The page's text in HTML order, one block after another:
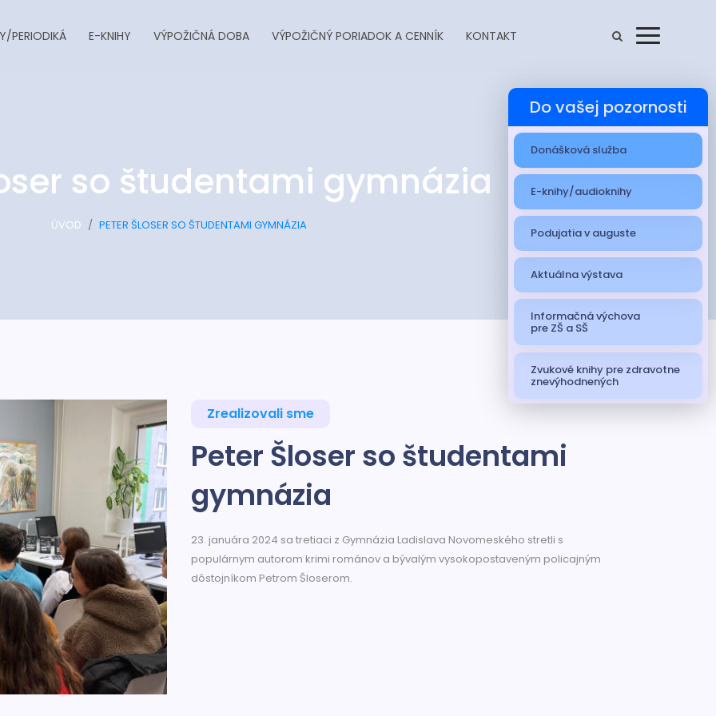
PERIODIKÁ E-KNIHY VÝPOŽIČNÁ DOBA VÝPOŽIČNÝ PORIADOK A CENNÍK KONTAKT
so študentami gymnázia
ÚVOD PETER ŠLOSER SO ŠTUDENTAMI GYMNÁZIA
Zrealizovali sme
Peter Šloser so študentami
gymnázia
23. januára 2024 sa tretiaci z Gymnázia Ladislava Novomeského stretli s
populárnym autorom krimi románov a bývalým vysokopostaveným policajným
dôstojníkom Petrom Šloserom.
Do vašej pozornosti
Donášková služba
E-knihy/audioknihy
Podujatia v auguste
Aktuálna výstava
Informačná výchova
pre ZŠ a SŠ
Zvukové knihy pre zdravotne
znevýhodnených